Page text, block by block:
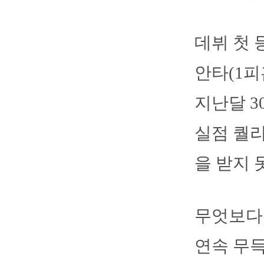
데뷔 첫
안타(1
지난달
실점 퀄
을 받지
무엇보
연속 무